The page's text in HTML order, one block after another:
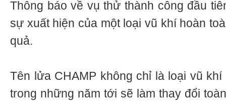
Thông báo về vụ thử thành công đầu
sự xuất hiện của một loại vũ khí hoàn
quả.
Tên lửa CHAMP không chỉ là loại vũ
trong những năm tới sẽ làm thay đổi